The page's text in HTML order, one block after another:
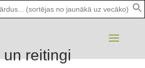
reitingi